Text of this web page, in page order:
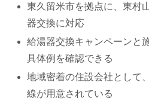
東久留米市を拠点に、東村
器交換に対応
給湯器交換キャンペーンと
具体例を確認できる
地域密着の住設会社として
線が用意されている